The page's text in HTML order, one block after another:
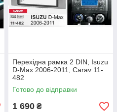
Перехідна рамка 2 DIN, Isuzu
D-Max 2006-2011, Carav 11-
482
Готово до відправки
1 690 ₴